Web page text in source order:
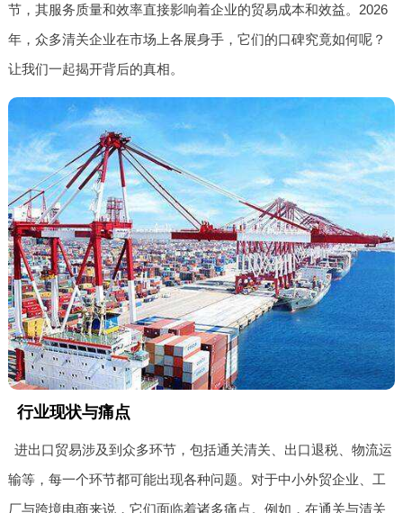
节，其服务质量和效率直接影响着企业的贸易成本和效益。2026
年，众多清关企业在市场上各展身手，它们的口碑究竟如何呢？
让我们一起揭开背后的真相。
行业现状与痛点
进出口贸易涉及到众多环节，包括通关清关、出口退税、物流运
输等，每一个环节都可能出现各种问题。对于中小外贸企业、工
厂与跨境电商来说，它们面临着诸多痛点。例如，在通关与清关